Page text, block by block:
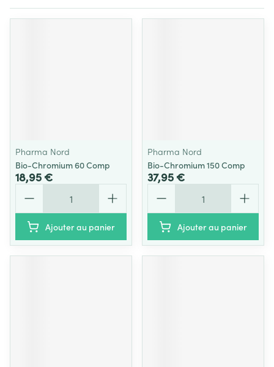
Pharma Nord
Bio-Chromium 60 Comp
18,95 €
Ajouter au panier
Pharma Nord
Bio-Chromium 150 Comp
37,95 €
Ajouter au panier